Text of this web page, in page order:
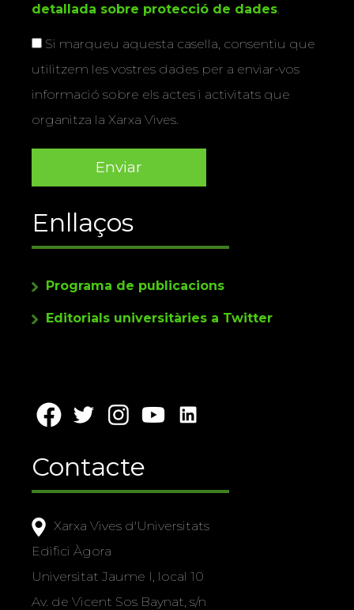
detallada sobre protecció de dades.
Si marqueu aquesta casella, consentiu que
utilitzem les vostres dades per a enviar-vos
informació sobre els actes i activitats que
organitza la Xarxa Vives.
Enllaços
Programa de publicacions
Editorials universitàries a Twitter
Contacte
Xarxa Vives d'Universitats
Edifici Àgora
Universitat Jaume I, local 10
Av. de Vicent Sos Baynat, s/n